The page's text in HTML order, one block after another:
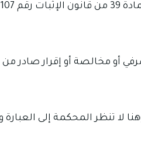
أو مخالصة أو إقرار صادر من
لا تنظر المحكمة إلى العبارة